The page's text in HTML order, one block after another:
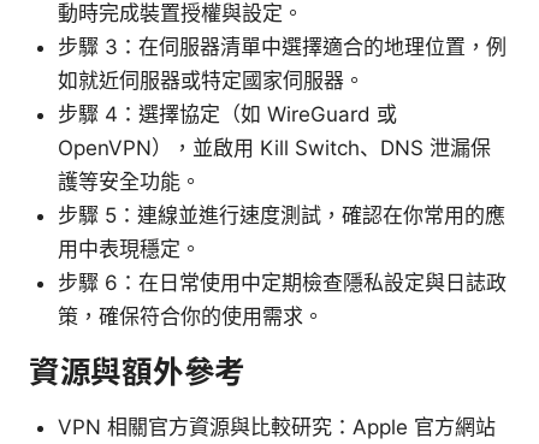
動時完成裝置授權與設定。
步驟 3：在伺服器清單中選擇適合的地理位置，例
如就近伺服器或特定國家伺服器。
步驟 4：選擇協定（如 WireGuard 或
OpenVPN），並啟用 Kill Switch、DNS 泄漏保
護等安全功能。
步驟 5：連線並進行速度測試，確認在你常用的應
用中表現穩定。
步驟 6：在日常使用中定期檢查隱私設定與日誌政
策，確保符合你的使用需求。
資源與額外參考
VPN 相關官方資源與比較研究：Apple 官方網站